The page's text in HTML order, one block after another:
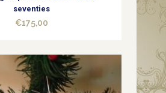
seventies
€175,00